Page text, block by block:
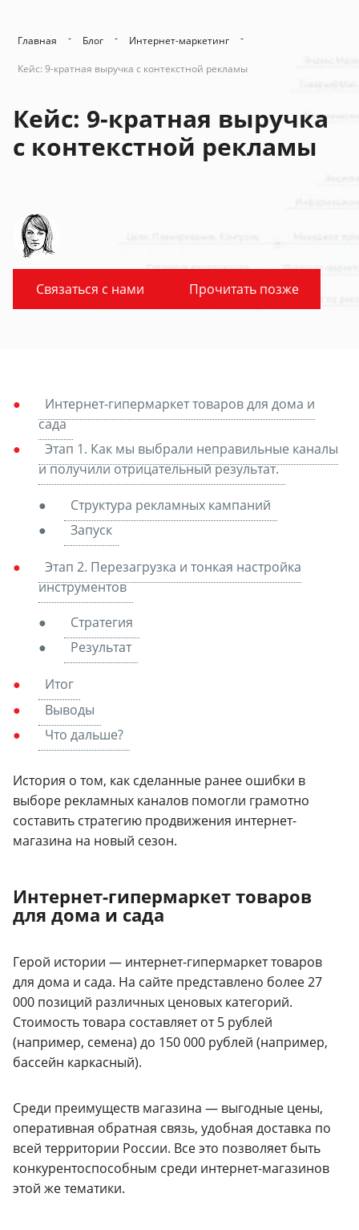
Главная - Блог - Интернет-маркетинг -
Кейс: 9-кратная выручка с контекстной рекламы
Кейс: 9-кратная выручка
с контекстной рекламы
Связаться с нами Прочитать позже
Интернет-гипермаркет товаров для дома и
сада
Этап 1. Как мы выбрали неправильные каналы
и получили отрицательный результат.
Структура рекламных кампаний
Запуск
Этап 2. Перезагрузка и тонкая настройка
инструментов
Стратегия
Результат
Итог
Выводы
Что дальше?
История о том, как сделанные ранее ошибки в
выборе рекламных каналов помогли грамотно
составить стратегию продвижения интернет-
магазина на новый сезон.
Интернет-гипермаркет товаров
для дома и сада
Герой истории — интернет-гипермаркет товаров
для дома и сада. На сайте представлено более 27
000 позиций различных ценовых категорий.
Стоимость товара составляет от 5 рублей
(например, семена) до 150 000 рублей (например,
бассейн каркасный).
Среди преимуществ магазина — выгодные цены,
оперативная обратная связь, удобная доставка по
всей территории России. Все это позволяет быть
конкурентоспособным среди интернет-магазинов
этой же тематики.